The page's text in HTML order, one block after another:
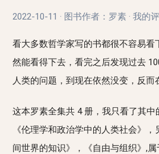
2022-10-11 · 图书作者：罗素 · 我的
看大多数哲学家写的书都很不容易看
然能看得下去，看完之后发现过去
人类的问题，到现在依然没变，反而
这本罗素全集共 4 册，我只看了其中
《伦理学和政治学中的人类社会》
间世界的知识》，《自由与组织》,